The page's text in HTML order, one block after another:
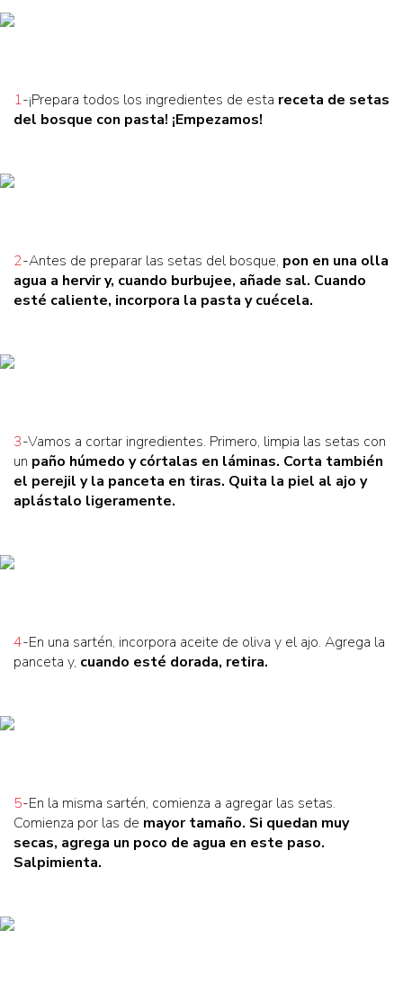
1-¡Prepara todos los ingredientes de esta receta de setas
del bosque con pasta! ¡Empezamos!
2-Antes de preparar las setas del bosque, pon en una olla
agua a herviry, cuando burbujee, añade sal. Cuando
esté caliente, incorpora la pasta y cuécela.
3-Vamos a cortar ingredientes. Primero, limpia las setas con
un paño húmedo y córtalas en láminas. Corta también
el perejil y la panceta en tiras. Quita la piel al ajo y
aplástalo ligeramente.
4-En una sartén, incorpora aceite de oliva y el ajo. Agrega la
panceta y, cuando esté dorada, retira.
5-En la misma sartén, comienza a agregar las setas.
Comienza por las de mayor tamaño. Si quedan muy
secas, agrega un poco de agua en este paso.
Salpimienta.